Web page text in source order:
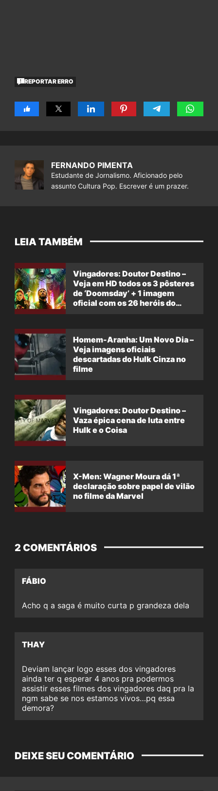
REPORTAR ERRO
FERNANDO PIMENTA
Estudante de Jornalismo. Aficionado pelo
assunto Cultura Pop. Escrever é um prazer.
LEIA TAMBÉM
Vingadores: Doutor Destino –
Veja em HD todos os 3 pôsteres
de ‘Doomsday’ + 1 imagem
oficial com os 26 heróis do
Homem-Aranha: Um Novo Dia –
Veja imagens oficiais
descartadas do Hulk Cinza no
filme
Vingadores: Doutor Destino –
Vaza épica cena de luta entre
Hulk e o Coisa
X-Men: Wagner Moura dá 1ª
declaração sobre papel de vilão
no filme da Marvel
2 COMENTÁRIOS
FÁBIO
Acho q a saga é muito curta p grandeza dela
THAY
Deviam lançar logo esses dos vingadores
ainda ter q esperar 4 anos pra podermos
assistir esses filmes dos vingadores daq pra la
ngm sabe se nos estamos vivos…pq essa
demora?
DEIXE SEU COMENTÁRIO